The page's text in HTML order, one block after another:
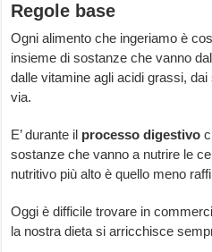
Regole base
Ogni alimento che ingeriamo è
insieme di sostanze che vanno
dalle vitamine agli acidi grassi,
via.
E’ durante il processo digestivo
sostanze che vanno a nutrire le
nutritivo più alto è quello meno
Oggi è difficile trovare in
la nostra dieta si arricchisce